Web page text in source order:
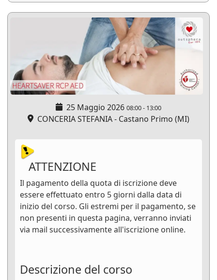
25 Maggio 2026 08:00- 13:00
CONCERIA STEFANIA - Castano Primo (MI)
ATTENZIONE
Il pagamento della quota di iscrizione deve
essere effettuato entro 5 giorni dalla data di
inizio del corso. Gli estremi per il pagamento, se
non presenti in questa pagina, verranno inviati
via mail successivamente all'iscrizione online.
Descrizione del corso